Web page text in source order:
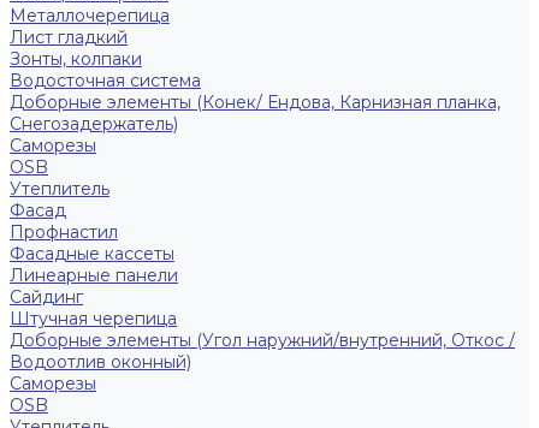
Металлочерепица
Лист гладкий
Зонты, колпаки
Водосточная система
Доборные элементы (Конек/ Ендова, Карнизная планка,
Снегозадержатель)
Саморезы
ОSB
Утеплитель
Фасад
Профнастил
Фасадные кассеты
Линеарные панели
Сайдинг
Штучная черепица
Доборные элементы (Угол наружний/внутренний, Откос /
Водоотлив оконный)
Саморезы
OSB